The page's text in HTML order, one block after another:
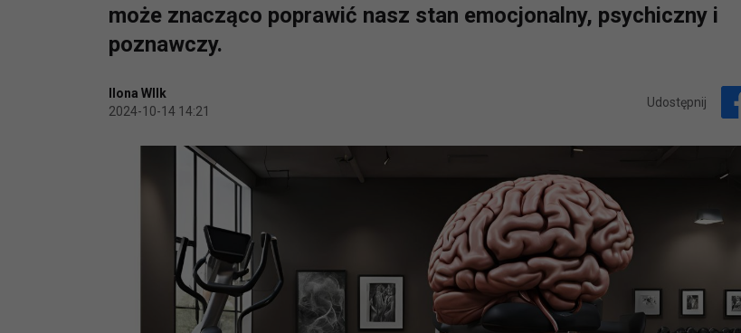
może znacząco poprawić nasz stan emocjonalny, psychiczny i
poznawczy.
Ilona WIlk
2024-10-14 14:21
Udostępnij